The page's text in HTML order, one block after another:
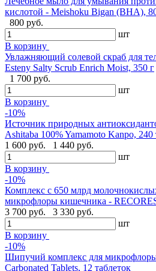
кислотой - Meishoku Bigan (BHA),
800 руб.
шт
В корзину
Увлажняющий солевой скраб для
Esteny Salty Scrub Enrich Moist, 350 г
1 700 руб.
шт
В корзину
-10%
Источник природных
Ashitaba 100% Yamamoto Kanpo, 240
1 600 руб.
1 440 руб.
шт
В корзину
-10%
Комплекс с 650 млрд
микрофлоры кишечника -
3 700 руб.
3 330 руб.
шт
В корзину
-10%
Шипучий комплекс для
Carbonated Tablets, 12 таблеток